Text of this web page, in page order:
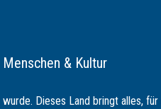
Menschen & Kultur
Dieses Land bringt alles,